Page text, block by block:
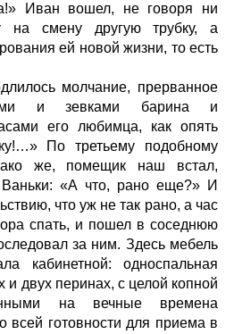
Иван вошел, не говоря ни
на смену другую трубку, а
ей новой жизни, то есть
молчание, прерванное
и зевками барина и
его любимца, как опять
По третьему подобному
же, помещик наш встал,
Ваньки: «А что, рано еще?» И
что уж не так рано, а час
спать, и пошел в соседнюю
за ним. Здесь мебель
кабинетной: односпальная
и двух перинах, с целой копной
на вечные времена
всей готовности для приема в